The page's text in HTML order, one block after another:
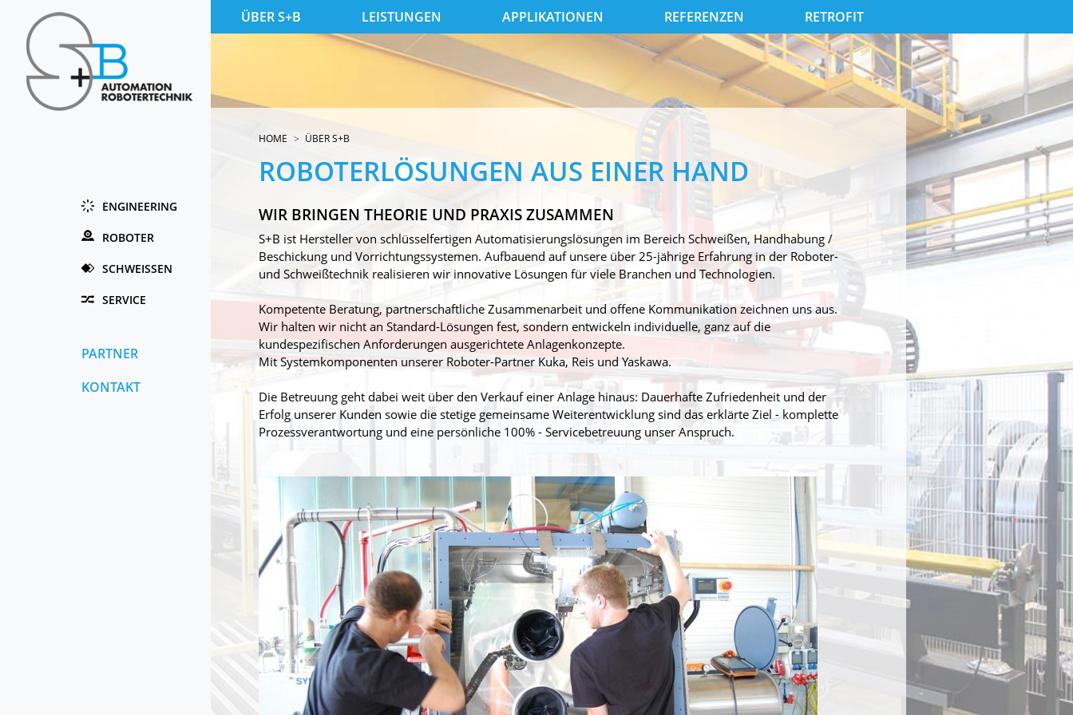
ENGINEERING
ROBOTER
SCHWEISSEN
SERVICE
PARTNER
KONTAKT
ÜBER S+B LEISTUNGEN APPLIKATIONEN REFERENZEN RETROFIT
HOME ÜBER S+B
ROBOTERLÖSUNGEN AUS EINER HAND
WIR BRINGEN THEORIE UND PRAXIS ZUSAMMEN
S+B ist Hersteller von schlüsselfertigen Automatisierungslösungen im Bereich Schweißen, Handhabung /
Beschickung und Vorrichtungssystemen. Aufbauend auf unsere über 25-jährige Erfahrung in der Roboter-
und Schweißtechnik realisieren wir innovative Lösungen für viele Branchen und Technologien.
Kompetente Beratung, partnerschaftliche Zusammenarbeit und offene Kommunikation zeichnen uns aus.
Wir halten wir nicht an Standard-Lösungen fest, sondern entwickeln individuelle, ganz auf die
kundespezifischen Anforderungen ausgerichtete Anlagenkonzepte.
Mit Systemkomponenten unserer Roboter-Partner Kuka, Reis und Yaskawa.
Die Betreuung geht dabei weit über den Verkauf einer Anlage hinaus: Dauerhafte Zufriedenheit und der
Erfolg unserer Kunden sowie die stetige gemeinsame Weiterentwicklung sind das erklärte Ziel - komplette
Prozessverantwortung und eine persönliche 100% - Servicebetreuung unser Anspruch.